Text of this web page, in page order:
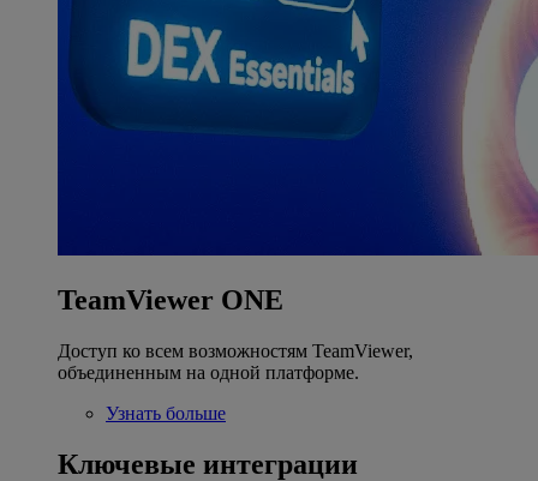
TeamViewer ONE
Доступ ко всем возможностям TeamViewer,
объединенным на одной платформе.
Узнать больше
Ключевые интеграции